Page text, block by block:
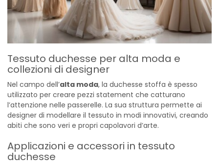
Tessuto duchesse per alta moda e
collezioni di designer
Nel campo dell’alta moda, la duchesse stoffa è spesso
utilizzato per creare pezzi statement che catturano
l’attenzione nelle passerelle. La sua struttura permette ai
designer di modellare il tessuto in modi innovativi, creando
abiti che sono veri e propri capolavori d’arte.
Applicazioni e accessori in tessuto
duchesse